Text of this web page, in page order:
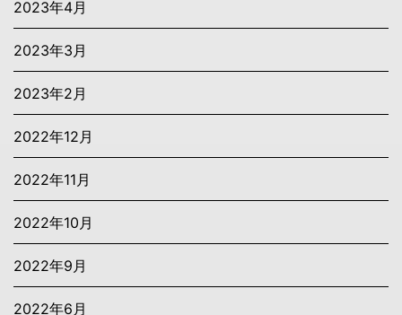
2023年4月
2023年3月
2023年2月
2022年12月
2022年11月
2022年10月
2022年9月
2022年6月